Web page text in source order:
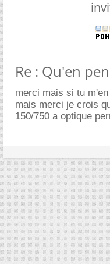
Re : Qu'en
merci mais si tu
mais merci je crois
150/750 a optique